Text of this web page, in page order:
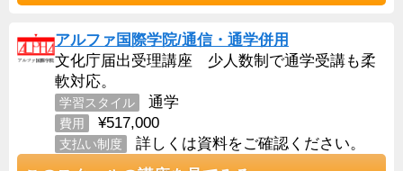
アルファ国際学院/通信・通学併用
文化庁届出受理講座 少人数制で通学受講も柔
軟対応。
学習スタイル 通学
費用 ¥517,000
支払い制度 詳しくは資料をご確認ください。